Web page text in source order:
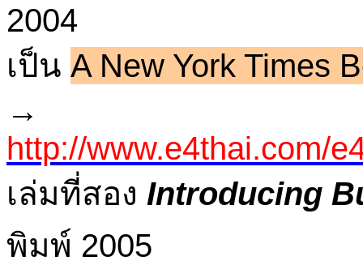
2004
เป็น A New York Times
→
http://www.e4thai.com/
เล่มที่สอง Introducing
พิมพ์ 2005